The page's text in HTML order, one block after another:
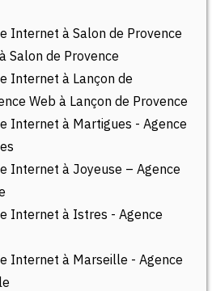
Internet à Salon de Provence
Salon de Provence
Internet à Lançon de
Web à Lançon de Provence
Internet à Martigues - Agence
Internet à Joyeuse – Agence
Internet à Istres - Agence
Internet à Marseille - Agence